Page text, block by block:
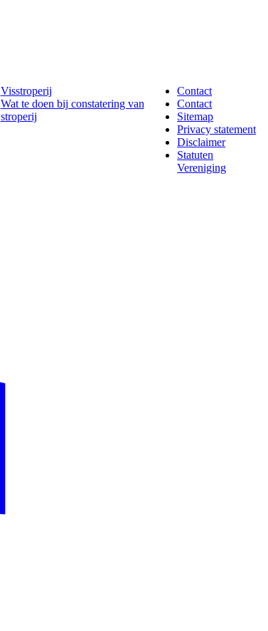
Visstroperij
Wat te doen bij constatering van
stroperij
Contact
Contact
Sitemap
Privacy statement
Disclaimer
Statuten
Vereniging